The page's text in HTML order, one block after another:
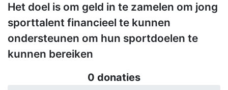
Het doel is om geld in te zamelen om jong
sporttalent financieel te kunnen
ondersteunen om hun sportdoelen te
kunnen bereiken
0 donaties